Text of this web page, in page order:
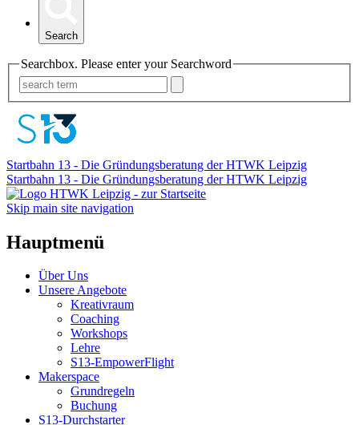
Search
Searchbox. Please enter your Searchword
Startbahn 13 - Die Gründungsberatung der HTWK Leipzig
Startbahn 13 - Die Gründungsberatung der HTWK Leipzig
Skip main site navigation
Hauptmenü
Über Uns
Unsere Angebote
Kreativraum
Coaching
Workshops
Lehre
S13-EmpowerFlight
Makerspace
Grundregeln
Buchung
S13-Durchstarter